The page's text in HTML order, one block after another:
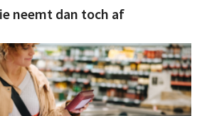
neemt dan toch af